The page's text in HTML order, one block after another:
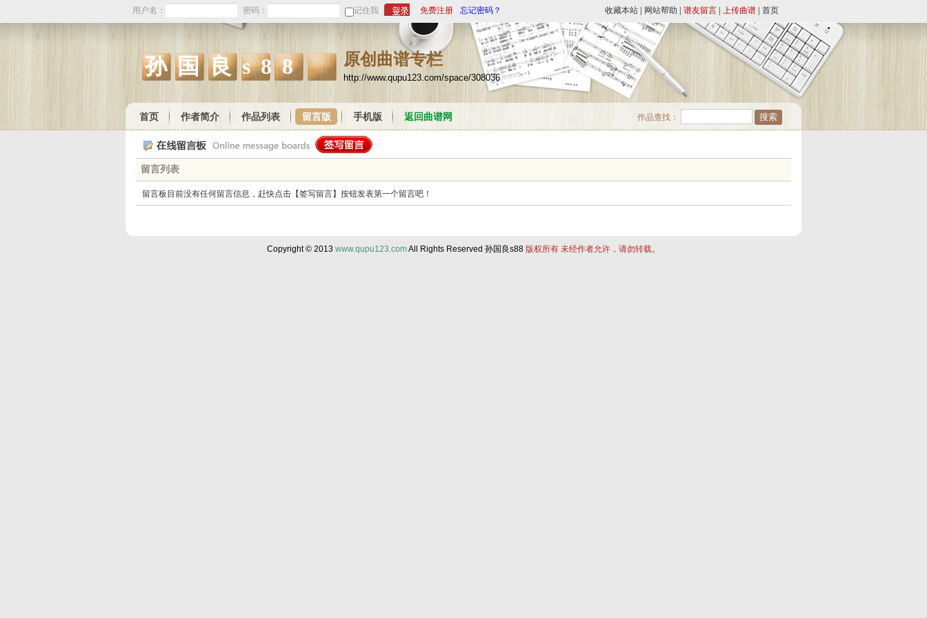
用户名： 密码： 记住我 免费注册 忘记密码？ 收藏本站 网站帮助 谱友留言 上传曲谱 首页
孙国良s88 原创曲谱专栏
http://www.qupu123.com/space/308036
作品查找：
首页 作者简介 作品列表 留言版 手机版 返回曲谱网
留言列表
留言板目前没有任何留言信息，赶快点击【签写留言】按钮发表第一个留言吧！
Copyright © 2013 www.qupu123.comAll Rights Reserved 孙国良s88 版权所有 未经作者允许，请勿转载。